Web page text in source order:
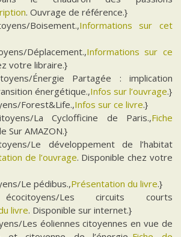
. Ouvrage de référence.}
Boisement.,Informations sur cet
Déplacement.,Informations sur ce
votre libraire.}
Énergie Partagée : implication
énergétique.,Infos sur l’ouvrage.}
Forest&Life.,Infos sur ce livre.}
La Cyclofficine de Paris.,Fiche
Sur AMAZON.}
Le développement de l’habitat
de l’ouvrage. Disponible chez votre
Le pédibus.,Présentation du livre.}
Les circuits courts
livre. Disponible sur internet.}
Les éoliennes citoyennes en vue de